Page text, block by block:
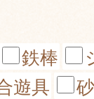
鉄棒
遊具